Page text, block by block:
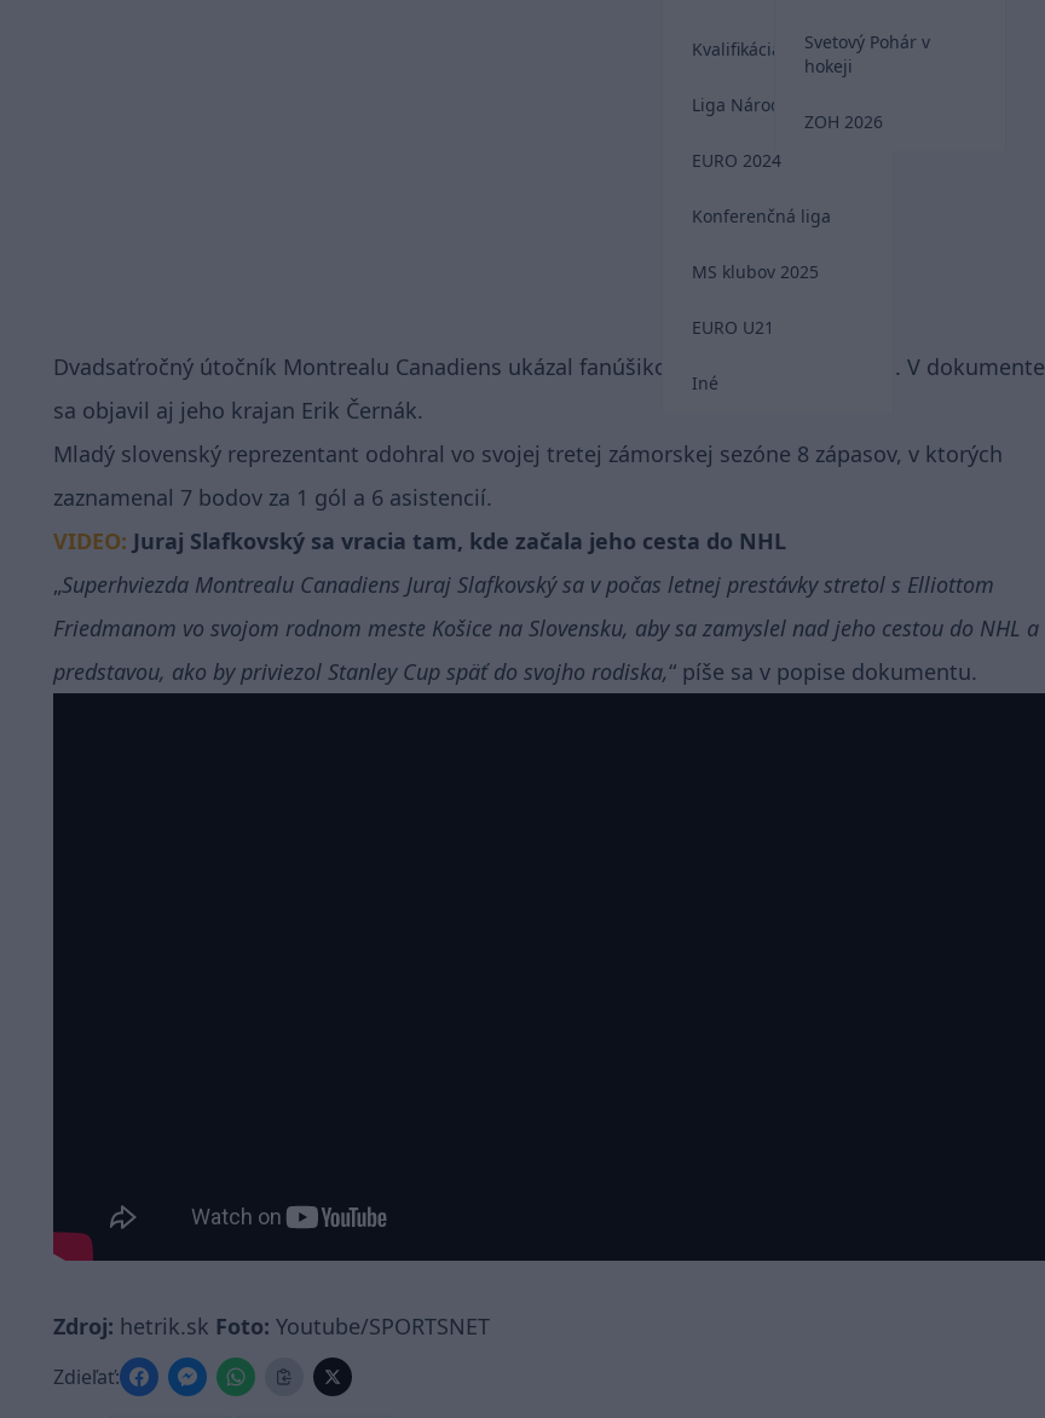
Kvalifikácia MS 2026
Liga Národov
EURO 2024
Konferenčná liga
MS klubov 2025
EURO U21
Iné
Svetový Pohár v
hokeji
ZOH 2026
Dvadsaťročný útočník Montrealu Canadiens ukázal fanúšikom metropolu východu. V dokumente
sa objavil aj jeho krajan Erik Černák.
Mladý slovenský reprezentant odohral vo svojej tretej zámorskej sezóne 8 zápasov, v ktorých
zaznamenal 7 bodov za 1 gól a 6 asistencií.
VIDEO: Juraj Slafkovský sa vracia tam, kde začala jeho cesta do NHL
Superhviezda Montrealu Canadiens Juraj Slafkovský sa v počas letnej prestávky stretol s Elliottom
Friedmanom vo svojom rodnom meste Košice na Slovensku, aby sa zamyslel nad jeho cestou do NHL a
predstavou, ako by priviezol Stanley Cup späť do svojho rodiska,
píše sa v popise dokumentu.
Zdroj: hetrik.sk Foto: Youtube/SPORTSNET
Zdieľať: